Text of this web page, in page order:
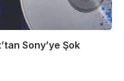
Sony’ye Şok